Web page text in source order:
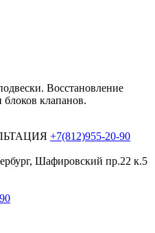
Восстановление
блоков клапанов.
+7(812)955-20-90
Шафировский пр.22 к.5